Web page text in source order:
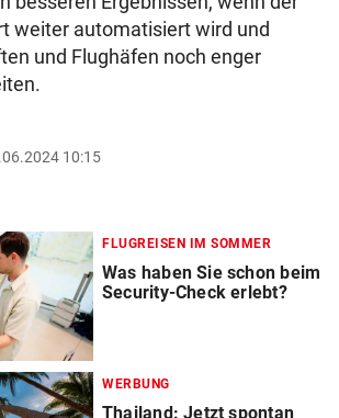
weiter automatisiert wird und
und Flughäfen noch enger
10:15
FLUGREISEN IM SOMMER
Was haben Sie schon beim
Security-Check erlebt?
WERBUNG
Thailand: Jetzt spontan